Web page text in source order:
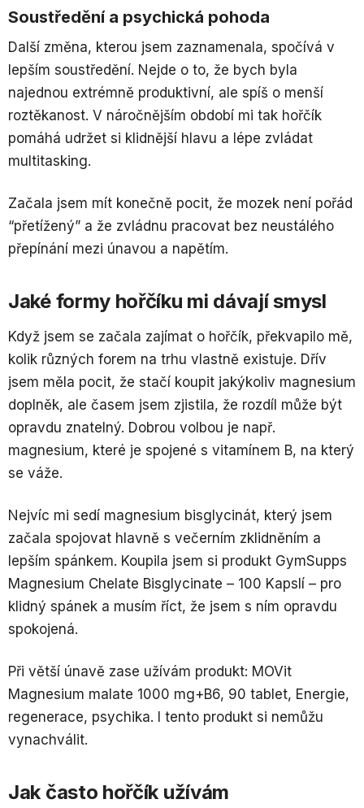
Soustředění a psychická pohoda
Další změna, kterou jsem zaznamenala, spočívá v
lepším soustředění. Nejde o to, že bych byla
najednou extrémně produktivní, ale spíš o menší
roztěkanost. V náročnějším období mi tak hořčík
pomáhá udržet si klidnější hlavu a lépe zvládat
multitasking.
Začala jsem mít konečně pocit, že mozek není pořád
“přetížený” a že zvládnu pracovat bez neustálého
přepínání mezi únavou a napětím.
Jaké formy hořčíku mi dávají smysl
Když jsem se začala zajímat o hořčík, překvapilo mě,
kolik různých forem na trhu vlastně existuje. Dřív
jsem měla pocit, že stačí koupit jakýkoliv magnesium
doplněk, ale časem jsem zjistila, že rozdíl může být
opravdu znatelný. Dobrou volbou je např.
magnesium, které je spojené s vitamínem B, na který
se váže.
Nejvíc mi sedí magnesium bisglycinát, který jsem
začala spojovat hlavně s večerním zklidněním a
lepším spánkem. Koupila jsem si produkt GymSupps
Magnesium Chelate Bisglycinate – 100 Kapslí – pro
klidný spánek a musím říct, že jsem s ním opravdu
spokojená.
Při větší únavě zase užívám produkt: MOVit
Magnesium malate 1000 mg+B6, 90 tablet, Energie,
regenerace, psychika. I tento produkt si nemůžu
vynachválit.
Jak často hořčík užívám